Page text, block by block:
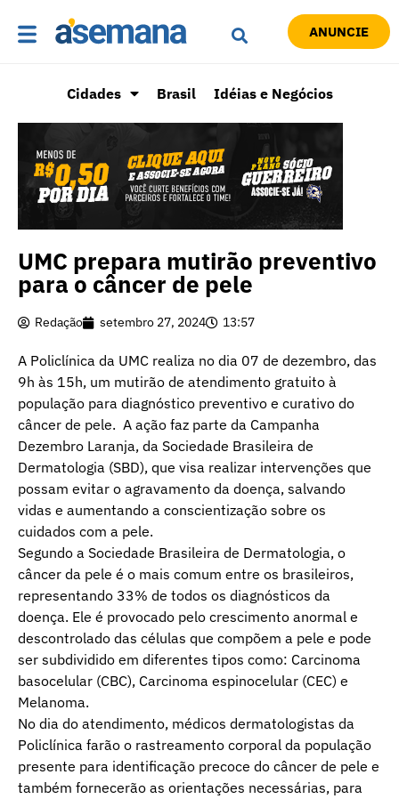
ANUNCIE
Cidades Brasil Idéias e Negócios
UMC prepara mutirão preventivo
para o câncer de pele
Redação setembro 27, 2024 13:57
A Policlínica da UMC realiza no dia 07 de dezembro, das
9h às 15h, um mutirão de atendimento gratuito à
população para diagnóstico preventivo e curativo do
câncer de pele. A ação faz parte da Campanha
Dezembro Laranja, da Sociedade Brasileira de
Dermatologia (SBD), que visa realizar intervenções que
possam evitar o agravamento da doença, salvando
vidas e aumentando a conscientização sobre os
cuidados com a pele.
Segundo a Sociedade Brasileira de Dermatologia, o
câncer da pele é o mais comum entre os brasileiros,
representando 33% de todos os diagnósticos da
doença. Ele é provocado pelo crescimento anormal e
descontrolado das células que compõem a pele e pode
ser subdividido em diferentes tipos como: Carcinoma
basocelular (CBC), Carcinoma espinocelular (CEC) e
Melanoma.
No dia do atendimento, médicos dermatologistas da
Policlínica farão o rastreamento corporal da população
presente para identificação precoce do câncer de pele e
também fornecerão as orientações necessárias, para